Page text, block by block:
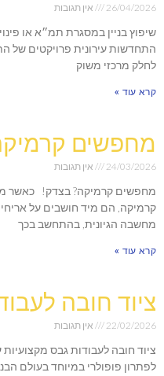
26/04/2026 אין תגובות
שיפוץ בניין במסגרת תמ״א או
התחדשות עירונית פרויקטים של
לחלק מרכזי משוק
קרא עוד »
מחפשים
24/03/2026 אין תגובות
מחפשים קרמיקה? בצדק! כאשר
קרמיקה, הם מיד חושבים על
מחשבה הגיונית, בהתחשב בכך
קרא עוד »
ציוד חובה
22/02/2026 אין תגובות
ציוד חובה לעבודות גבס
לפתרון פופולרי במיוחד בעולם